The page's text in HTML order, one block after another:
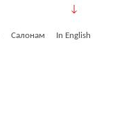
Салонам In English